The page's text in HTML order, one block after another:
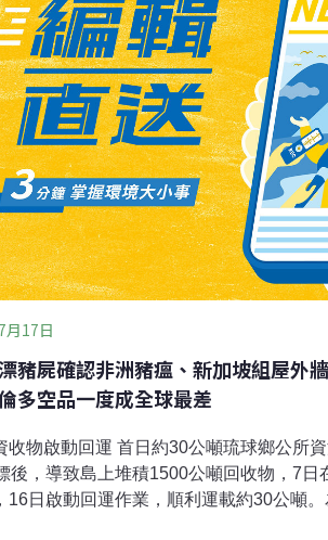
月17日
豬屍確認非洲豬瘟、新加坡組屋外
多空品一度成全球最差
收物啟動回運 首日約30公噸琉球鄉公所
後，導致島上堆積1500公噸回收物，7日
16日啟動回運作業，順利運載約30公噸